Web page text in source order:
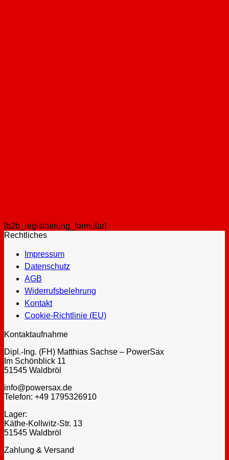
[b2b_registrierung_formular]
Rechtliches
Impressum
Datenschutz
AGB
Widerrufsbelehrung
Kontakt
Cookie-Richtlinie (EU)
Kontaktaufnahme
Dipl.-Ing. (FH) Matthias Sachse – PowerSax
Im Schönblick 11
51545 Waldbröl
info@powersax.de
Telefon: +49 1795326910
Lager:
Käthe-Kollwitz-Str. 13
51545 Waldbröl
Zahlung & Versand